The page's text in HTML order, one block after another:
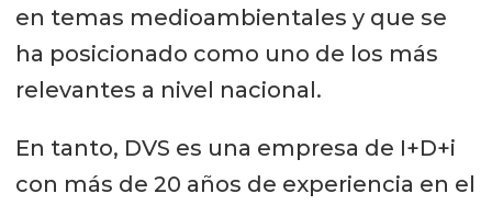
en temas medioambientales y que se
ha posicionado como uno de los más
relevantes a nivel nacional.
En tanto, DVS es una empresa de I+D+i
con más de 20 años de experiencia en el